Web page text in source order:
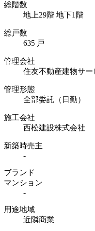
総階数
地上29階 地下1階
総戸数
635 戸
管理会社
住友不動産建物サ
管理形態
全部委託（日勤）
施工会社
西松建設株式会社
新築時売主
-
ブランド
マンション
-
用途地域
近隣商業